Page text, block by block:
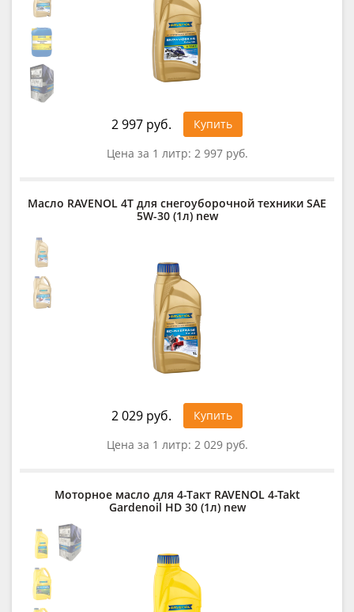
2 997 руб.
Купить
Цена за 1 литр: 2 997 руб.
Масло RAVENOL 4Т для снегоуборочной техники SAE
5W-30 (1л) new
2 029 руб.
Купить
Цена за 1 литр: 2 029 руб.
Моторное масло для 4-Такт RAVENOL 4-Takt
Gardenoil HD 30 (1л) new